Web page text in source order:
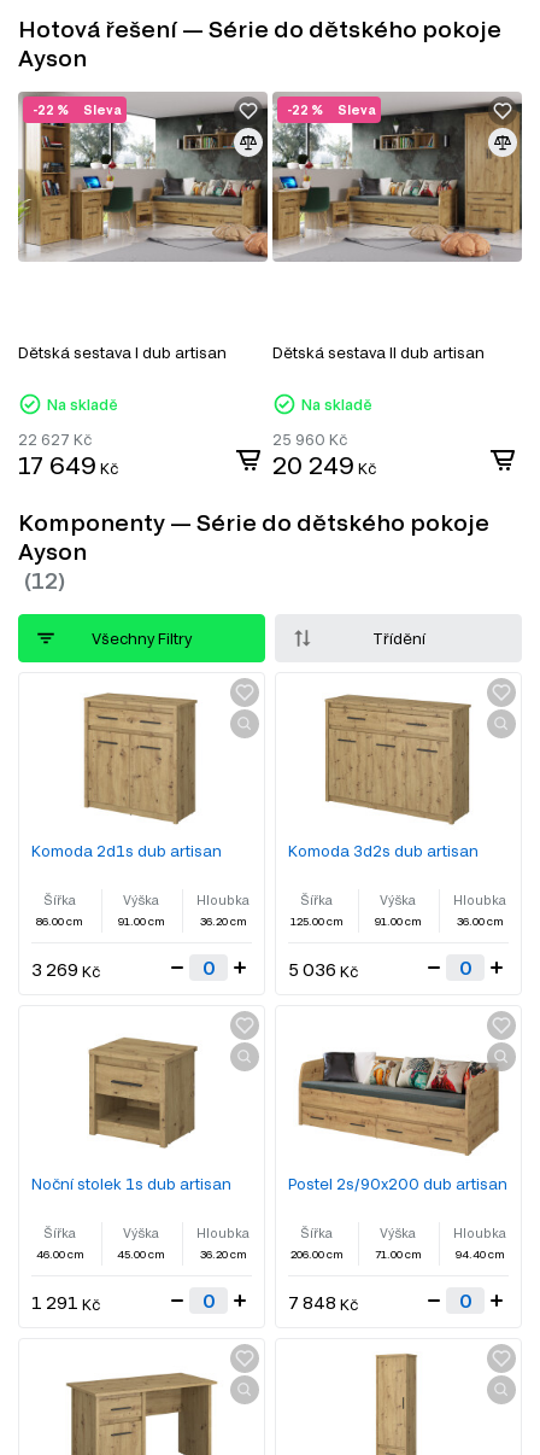
Hotová řešení — Série do dětského pokoje
Ayson
Sleva
-22 %
Dětská sestava I dub artisan
Na skladě
22 627 Kč
17 649 Kč
Sleva
-22 %
Dětská sestava II dub artisan
Na skladě
25 960 Kč
20 249 Kč
Komponenty — Série do dětského pokoje
Ayson
Všechny Filtry Třídění
Komoda 2d1s dub artisan
Šířka
86.00 cm
Výška
91.00 cm
Hloubka
36.20 cm
3 269 Kč
Komoda 3d2s dub artisan
Šířka
125.00 cm
Výška
91.00 cm
Hloubka
36.00 cm
5 036 Kč
Noční stolek 1s dub artisan
Šířka
46.00 cm
Výška
45.00 cm
Hloubka
36.20 cm
1 291 Kč
Postel 2s/90x200 dub artisan
Šířka
206.00 cm
Výška
71.00 cm
Hloubka
94.40 cm
7 848 Kč